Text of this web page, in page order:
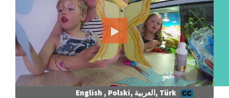
English , Polski, العربية, Türk